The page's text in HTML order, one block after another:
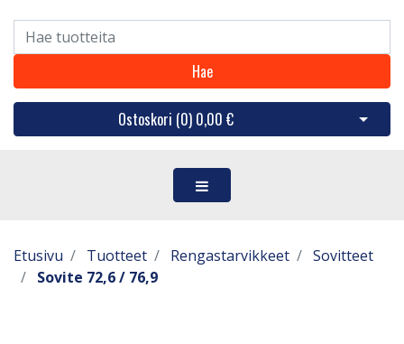
Hae
Ostoskori (0) 0,00 € Avaa
Etusivu Tuotteet Rengastarvikkeet
Sovitteet
Sovite 72,6 / 76,9